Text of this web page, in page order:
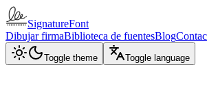
SignatureFont
Dibujar firmaBiblioteca de fuentesBlog
Toggle theme Toggle language